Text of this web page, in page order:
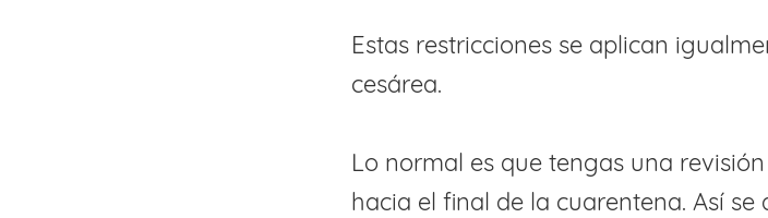
Estas restricciones se aplican
cesárea.
Lo normal es que tengas una
hacia el final de la cuarentena. Así